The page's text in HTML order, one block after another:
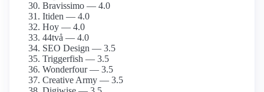
Bravissimo — 4.0
Itiden — 4.0
Hoy — 4.0
44två — 4.0
SEO Design — 3.5
Triggerfish — 3.5
Wonderfour — 3.5
Creative Army — 3.5